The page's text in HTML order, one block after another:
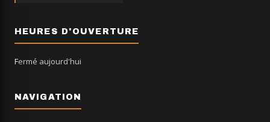
HEURES D'OUVERTURE
Fermé aujourd'hui
NAVIGATION